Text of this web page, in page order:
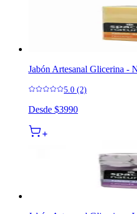
Jabón Artesanal Glicerina -
5.0 (2)
Desde $3990